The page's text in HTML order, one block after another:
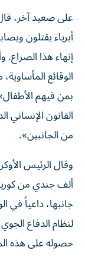
على صعيد آخر،
أبرياء يقتلون
‌إنهاء هذا
الوقائع
بمن فيهم
القانون
من الجانبين».
ألف جندي من
جانبها، داعياً ​في
‌لنظام الدفاع
حصوله على هذه